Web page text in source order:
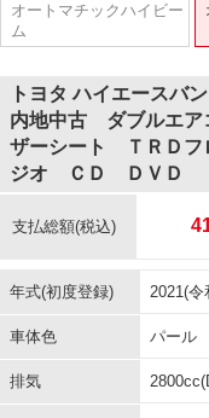
オートマチックハイビー
ム
トヨタ ハイエース
内地中古 ダブルエ
ザーシート ＴＲＤ
ジオ ＣＤ ＤＶＤ
支払総額(税込)
年式(初度登録) 2021(令
車体色 パール
排気